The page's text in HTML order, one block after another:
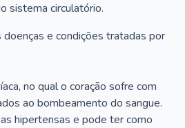
sistema circulatório.
e condições tratadas por
no qual o coração sofre com
ao bombeamento do sangue.
hipertensas e pode ter como